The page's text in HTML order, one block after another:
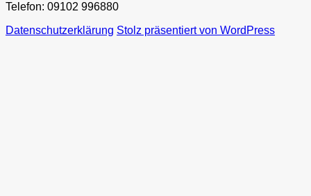
Telefon: 09102 996880
Datenschutzerklärung Stolz präsentiert von WordPress